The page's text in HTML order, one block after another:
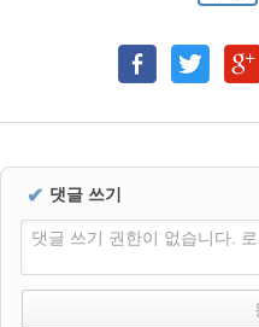
✔ 댓글 쓰기
댓글 쓰기 권한이 없습니다.